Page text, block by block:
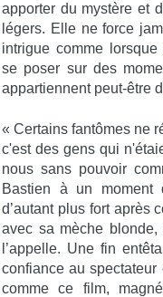
apporter du mystère et
légers. Elle ne force
intrigue comme
se poser sur des
appartiennent peut-être
« Certains fantômes ne
c'est des gens qui
nous sans pouvoir
Bastien à un moment
d’autant plus fort après
avec sa mèche
l’appelle. Une fin
confiance au spectateur
comme ce film,